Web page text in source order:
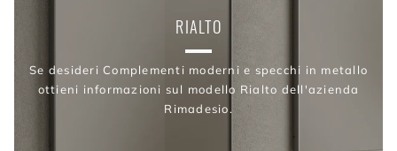
RIALTO
Se desideri Complementi moderni e specchi in metallo
ottieni informazioni sul modello Rialto dell'azienda
Rimadesio.